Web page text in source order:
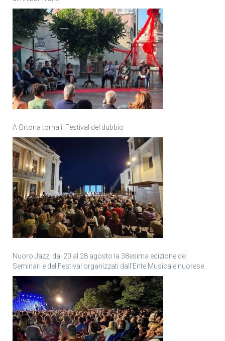
A Ortona torna il Festival del dubbio
Nuoro Jazz, dal 20 al 28 agosto la 38esima edizione dei
Seminari e del Festival organizzati dall’Ente Musicale nuorese